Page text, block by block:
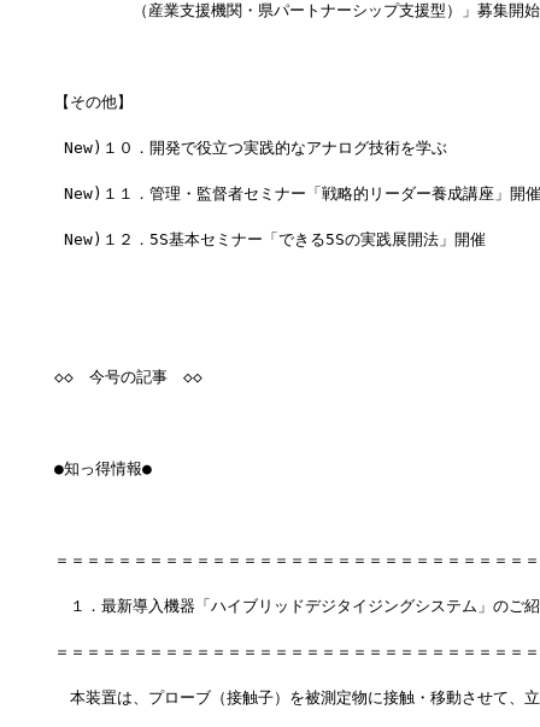
（産業支援機関・県パートナーシップ支援型）」募集開始
【その他】
New)１０．開発で役立つ実践的なアナログ技術を学ぶ
New)１１．管理・監督者セミナー「戦略的リーダー養成講座
New)１２．5S基本セミナー「できる5Sの実践展開法」開
◇◇　今号の記事　◇◇
●知っ得情報●
＝＝＝＝＝＝＝＝＝＝＝＝＝＝＝＝＝＝＝＝＝＝＝＝＝＝＝＝＝＝
１．最新導入機器「ハイブリッドデジタイジングシステム」のご
＝＝＝＝＝＝＝＝＝＝＝＝＝＝＝＝＝＝＝＝＝＝＝＝＝＝＝＝＝＝
本装置は、プローブ（接触子）を被測定物に接触・移動させて、